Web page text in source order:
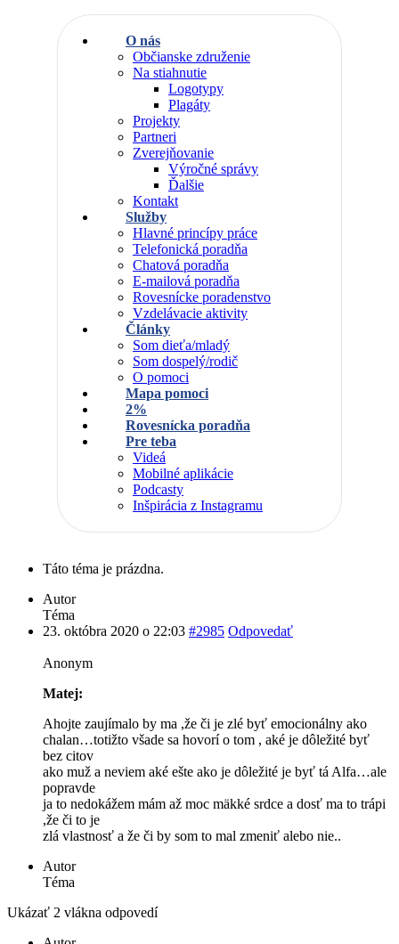
O nás
Občianske združenie
Na stiahnutie
Logotypy
Plagáty
Projekty
Partneri
Zverejňovanie
Výročné správy
Ďalšie
Kontakt
Služby
Hlavné princípy práce
Telefonická poradňa
Chatová poradňa
E-mailová poradňa
Rovesnícke poradenstvo
Vzdelávacie aktivity
Články
Som dieťa/mladý
Som dospelý/rodič
O pomoci
Mapa pomoci
2%
Rovesnícka poradňa
Pre teba
Videá
Mobilné aplikácie
Podcasty
Inšpirácia z Instagramu
Táto téma je prázdna.
Autor
Téma
23. októbra 2020 o 22:03 #2985 Odpovedať
Anonym
Matej:
Ahojte zaujímalo by ma ,že či je zlé byť emocionálny ako
chalan…totižto všade sa hovorí o tom , aké je dôležité byť
bez citov
ako muž a neviem aké ešte ako je dôležité je byť tá Alfa…ale
popravde
ja to nedokážem mám až moc mäkké srdce a dosť ma to trápi
,že či to je
zlá vlastnosť a že či by som to mal zmeniť alebo nie..
Autor
Téma
Ukázať 2 vlákna odpovedí